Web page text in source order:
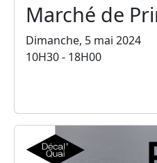
Marché de
Dimanche, 5 mai 2024
10H30 - 18H00